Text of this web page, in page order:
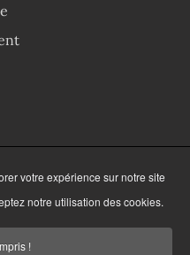
votre expérience sur notre site
notre utilisation des cookies.
!